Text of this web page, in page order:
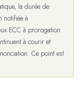
la durée de
notifiée à
ECC à prorogation
à courir et
Ce point est